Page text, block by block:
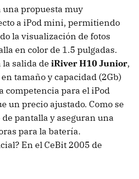
una propuesta muy
a iPod mini, permitiendo
la visualización de fotos
en color de 1.5 pulgadas.
salida de iRiver H10 Junior,
tamaño y capacidad (2Gb)
competencia para el iPod
un precio ajustado. Como se
pantalla y aseguran una
para la batería.
En el CeBit 2005 de